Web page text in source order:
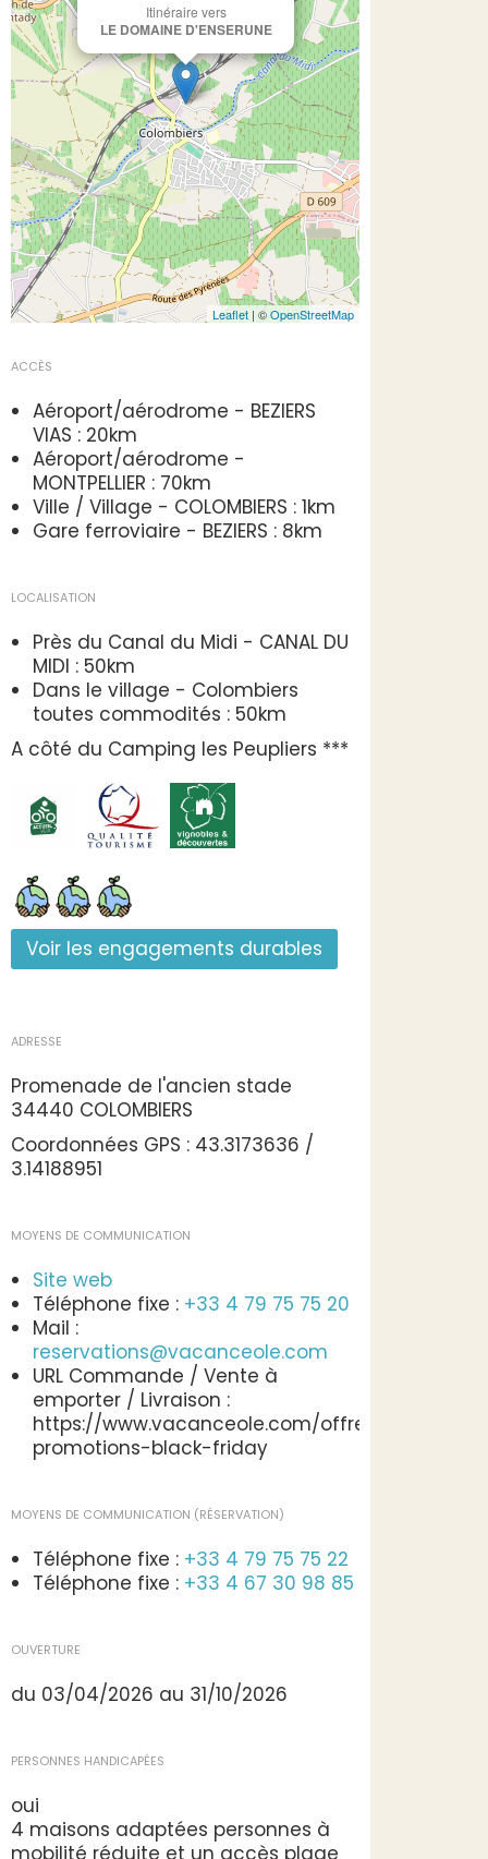
Itinéraire vers
LE DOMAINE D'ENSERUNE
Leaflet | ©OpenStreetMap
ACCÈS
Aéroport/aérodrome - BEZIERS
VIAS : 20km
Aéroport/aérodrome -
MONTPELLIER : 70km
Ville / Village - COLOMBIERS : 1km
Gare ferroviaire - BEZIERS : 8km
LOCALISATION
Près du Canal du Midi - CANAL DU
MIDI : 50km
Dans le village - Colombiers
toutes commodités : 50km
A côté du Camping les Peupliers ***
Voir les engagements durables
ADRESSE
Promenade de l'ancien stade
34440 COLOMBIERS
Coordonnées GPS : 43.3173636 /
3.14188951
MOYENS DE COMMUNICATION
Site web
Téléphone fixe : +33 4 79 75 75 20
Mail :
reservations@vacanceole.com
URL Commande / Vente à
emporter / Livraison :
https://www.vacanceole.com/offre-
promotions-black-friday
MOYENS DE COMMUNICATION (RÉSERVATION)
Téléphone fixe : +33 4 79 75 75 22
Téléphone fixe : +33 4 67 30 98 85
OUVERTURE
du 03/04/2026 au 31/10/2026
PERSONNES HANDICAPÉES
oui
4 maisons adaptées personnes à
mobilité réduite et un accès plage